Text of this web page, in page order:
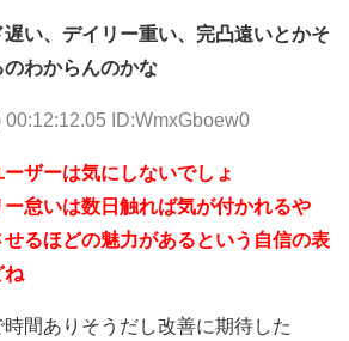
い、デイリー重い、完凸遠いとかそ
わからんのかな
00:12:12.05 ID:WmxGboew0
ザーは気にしないでしょ
怠いは数日触れば気が付かれるや
るほどの魅力があるという自信の表
ね
間ありそうだし改善に期待した